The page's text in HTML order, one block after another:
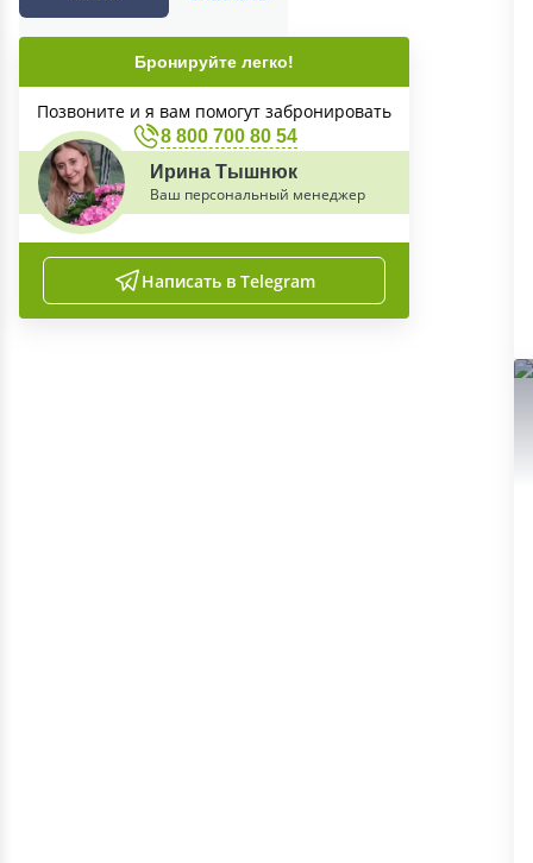
Бронируйте легко!
Позвоните и я вам помогут забронировать
8 800 700 80 54
Ирина Тышнюк
Ваш персональный менеджер
Написать в Telegram